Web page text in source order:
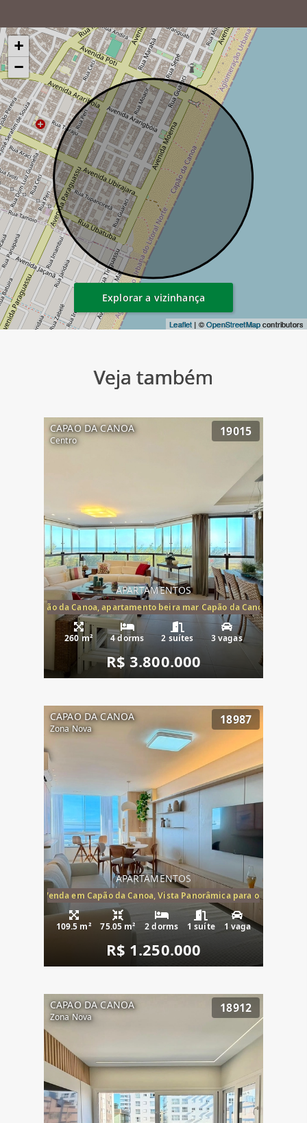
+
−
Leaflet | ©OpenStreetMapcontributors
Explorar a vizinhança
Veja também
CAPAO DA CANOA
Centro
19015
APARTAMENTOS
mar Capão da Canoa, apartamento beira mar Capão da Canoa,
260 m² 4 dorms 2 suítes 3 vagas
R$ 3.800.000
CAPAO DA CANOA
Zona Nova
18987
APARTAMENTOS
Mar à Venda em Capão da Canoa, Vista Panorâmica para o Mar, 2
109.5 m² 75.05 m² 2 dorms 1 suíte 1 vaga
R$ 1.250.000
CAPAO DA CANOA
Zona Nova
18912